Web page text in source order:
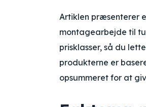
Artiklen præsenterer
montagearbejde til
prisklasser, så du
produkterne er
opsummeret for at